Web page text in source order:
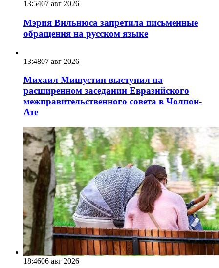
13:5407 авг 2026
Мэрия Вильнюса запретила письменные
обращения на русском языке
13:4807 авг 2026
Михаил Мишустин выступил на
расширенном заседании Евразийского
межправительственного совета в Чолпон-
Ате
18:4606 авг 2026